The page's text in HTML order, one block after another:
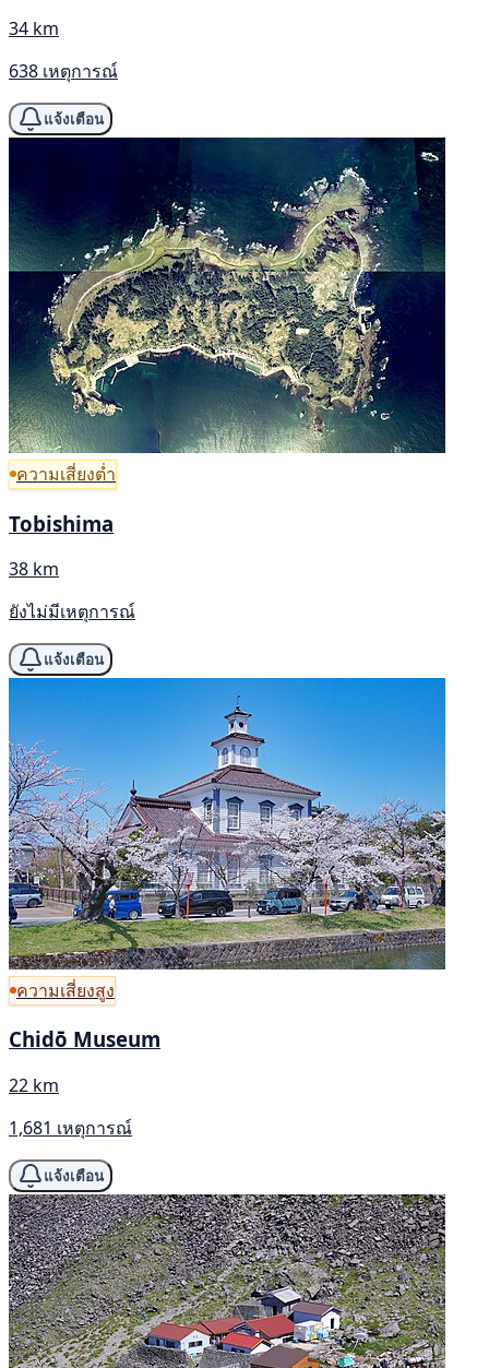
34 km
638 เหตุการณ์
แจ้งเตือน
ความเสี่ยงต่ำ
Tobishima
38 km
ยังไม่มีเหตุการณ์
แจ้งเตือน
ความเสี่ยงสูง
Chidō Museum
22 km
1,681 เหตุการณ์
แจ้งเตือน